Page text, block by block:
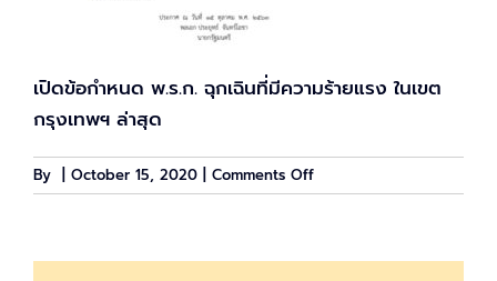
เปิดข้อกำหนด พ.ร.ก. ฉุกเฉินที่มีความร้ายแรง ในเขต
กรุงเทพฯ ล่าสุด
By October 15, 2020 Comments Offon
เปิด